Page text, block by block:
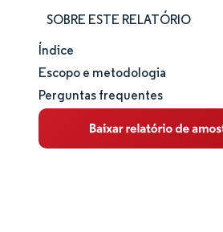
SOBRE ESTE RELATÓRIO
Tamanho e participação de
Análise de mercado
Tendências e insights
Índice
Escopo e metodologia
Perguntas frequentes